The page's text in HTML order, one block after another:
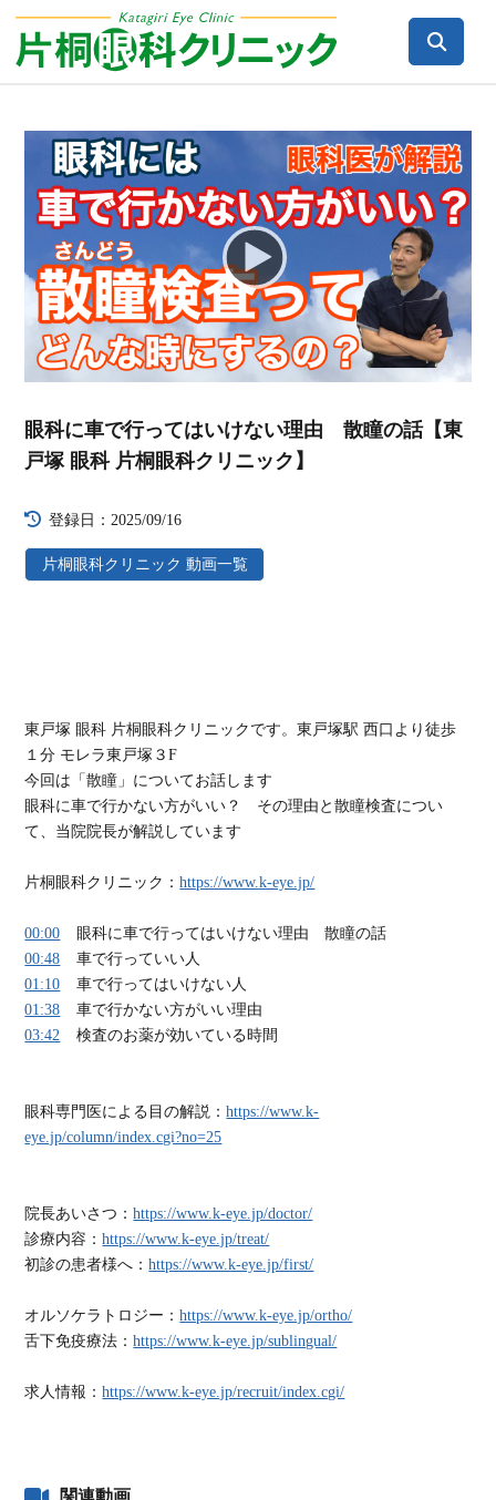
Player
眼科に車で行ってはいけない理由 散瞳の話【東
戸塚 眼科 片桐眼科クリニック】
登録日：2025/09/16
片桐眼科クリニック 動画一覧
東戸塚 眼科 片桐眼科クリニックです。東戸塚駅 西口より徒歩
１分 モレラ東戸塚３F
今回は「散瞳」についてお話します
眼科に車で行かない方がいい？ その理由と散瞳検査につい
て、当院院長が解説しています
片桐眼科クリニック：https://www.k-eye.jp/
00:00
眼科に車で行ってはいけない理由 散瞳の話
00:48
車で行っていい人
01:10
車で行ってはいけない人
01:38
車で行かない方がいい理由
03:42
検査のお薬が効いている時間
眼科専門医による目の解説：https://www.k-
eye.jp/column/index.cgi?no=25
院長あいさつ：https://www.k-eye.jp/doctor/
診療内容：https://www.k-eye.jp/treat/
初診の患者様へ：https://www.k-eye.jp/first/
オルソケラトロジー：https://www.k-eye.jp/ortho/
舌下免疫療法：https://www.k-eye.jp/sublingual/
求人情報：https://www.k-eye.jp/recruit/index.cgi/